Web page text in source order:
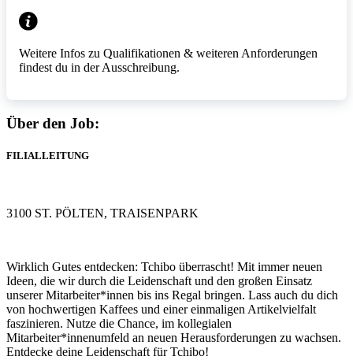
Weitere Infos zu Qualifikationen & weiteren Anforderungen
findest du in der Ausschreibung.
Über den Job:
FILIALLEITUNG
3100 ST. PÖLTEN, TRAISENPARK
Wirklich Gutes entdecken: Tchibo überrascht! Mit immer neuen
Ideen, die wir durch die Leidenschaft und den großen Einsatz
unserer Mitarbeiter*innen bis ins Regal bringen. Lass auch du dich
von hochwertigen Kaffees und einer einmaligen Artikelvielfalt
faszinieren. Nutze die Chance, im kollegialen
Mitarbeiter*innenumfeld an neuen Herausforderungen zu wachsen.
Entdecke deine Leidenschaft für Tchibo!